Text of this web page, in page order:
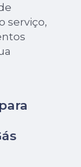
serviço,